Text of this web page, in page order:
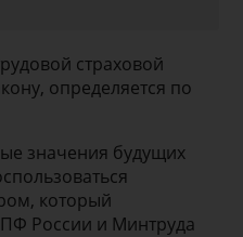
страховой
определяется по
значения будущих
который
России и Минтруда